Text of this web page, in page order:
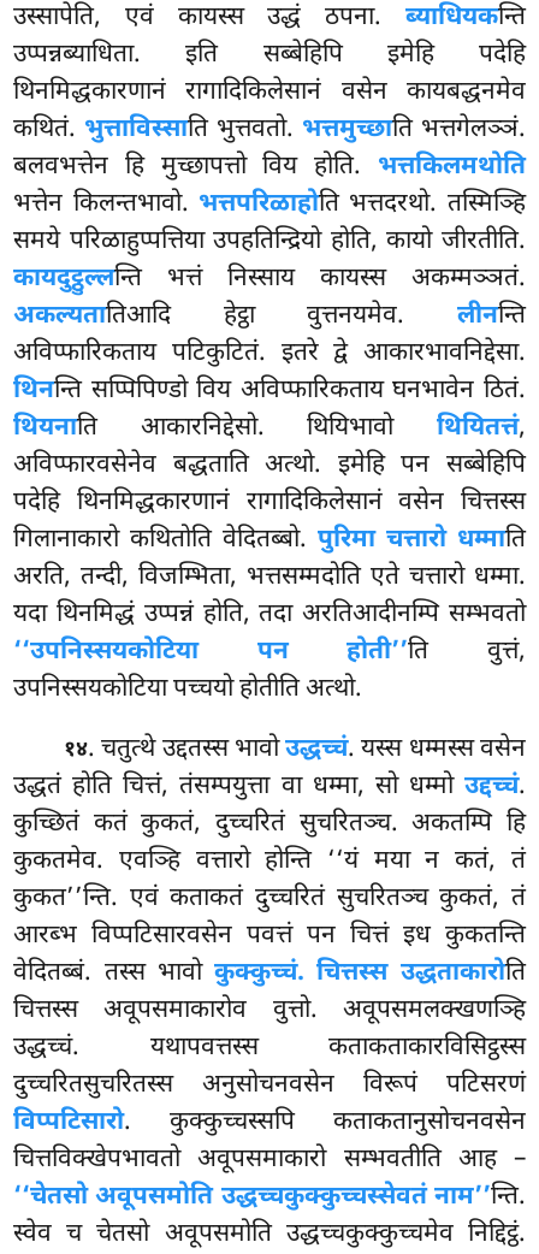
उस्सापेति, एवं कायस्स उद्धं ठपना. ब्याधियकन्ति
उप्पन्नब्याधिता. इति सब्बेहिपि इमेहि पदेहि
थिनमिद्धकारणानं रागादिकिलेसानं वसेन कायबद्धनमेव
कथितं. भुत्ताविस्साति भुत्तवतो. भत्तमुच्छाति भत्तगेलञ्ञं.
बलवभत्तेन हि मुच्छापत्तो विय होति. भत्तकिलमथोति
भत्तेन किलन्तभावो. भत्तपरिळाहोति भत्तदरथो. तस्मिञ्हि
समये परिळाहुप्पत्तिया उपहतिन्द्रियो होति, कायो जीरतीति.
कायदुट्ठुल्लन्ति भत्तं निस्साय कायस्स अकम्मञ्ञतं.
अकल्यतातिआदि हेट्ठा वुत्तनयमेव. लीनन्ति
अविप्फारिकताय पटिकुटितं. इतरे द्वे आकारभावनिद्देसा.
थिनन्ति सप्पिपिण्डो विय अविप्फारिकताय घनभावेन ठितं.
थियनाति आकारनिद्देसो. थियिभावो थियितत्तं,
अविप्फारवसेनेव बद्धताति अत्थो. इमेहि पन सब्बेहिपि
पदेहि थिनमिद्धकारणानं रागादिकिलेसानं वसेन चित्तस्स
गिलानाकारो कथितोति वेदितब्बो. पुरिमा चत्तारो धम्माति
अरति, तन्दी, विजम्भिता, भत्तसम्मदोति एते चत्तारो धम्मा.
यदा थिनमिद्धं उप्पन्नं होति, तदा अरतिआदीनम्पि सम्भवतो
‘‘उपनिस्सयकोटिया पन होती’’ति वुत्तं,
उपनिस्सयकोटिया पच्चयो होतीति अत्थो.
१४. चतुत्थे उद्दतस्स भावोउद्धच्चं. यस्स धम्मस्स वसेन
उद्धतं होति चित्तं, तंसम्पयुत्ता वा धम्मा, सो धम्मो उद्दच्चं.
कुच्छितं कतं कुकतं, दुच्चरितं सुचरितञ्च. अकतम्पि हि
कुकतमेव. एवञ्हि वत्तारो होन्ति ‘‘यं मया न कतं, तं
कुकत’’न्ति. एवं कताकतं दुच्चरितं सुचरितञ्च कुकतं, तं
आरब्भ विप्पटिसारवसेन पवत्तं पन चित्तं इध कुकतन्ति
वेदितब्बं. तस्स भावोकुक्कुच्चं. चित्तस्स उद्धताकारोति
चित्तस्स अवूपसमाकारोव वुत्तो. अवूपसमलक्खणञ्हि
उद्धच्चं. यथापवत्तस्स कताकताकारविसिट्ठस्स
दुच्चरितसुचरितस्सअनुसोचनवसेन विरूपं पटिसरणं
विप्पटिसारो. कुक्कुच्चस्सपि कताकतानुसोचनवसेन
चित्तविक्खेपभावतो अवूपसमाकारो सम्भवतीति आह –
‘‘चेतसो अवूपसमोति उद्धच्चकुक्कुच्चस्सेवतं नाम’’न्ति.
स्वेव च चेतसो अवूपसमोति उद्धच्चकुक्कुच्चमेव निद्दिट्ठं.